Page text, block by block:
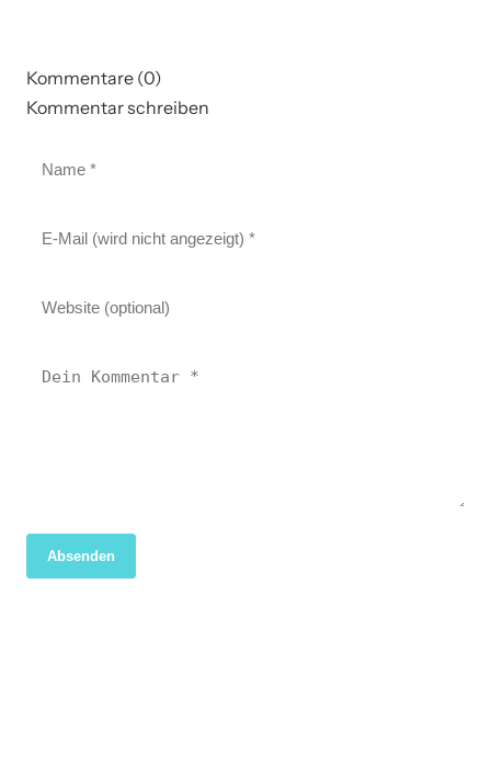
Kommentare (0)
Kommentar schreiben
Absenden